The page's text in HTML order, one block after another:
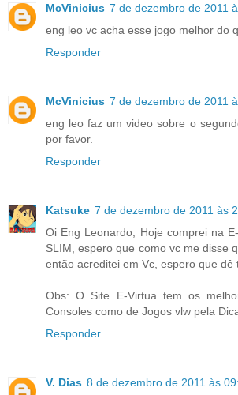
McVinicius 7 de dezembro de 2011
eng leo vc acha esse jogo melhor do
Responder
McVinicius 7 de dezembro de 2011
eng leo faz um video sobre o
por favor.
Responder
Katsuke 7 de dezembro de 2011 às
Oi Eng Leonardo, Hoje comprei na
SLIM, espero que como vc me disse
então acreditei em Vc, espero que dê
Obs: O Site E-Virtua tem os
Consoles como de Jogos vlw pela
Responder
V. Dias 8 de dezembro de 2011 às